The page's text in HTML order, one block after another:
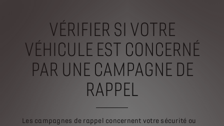
VÉRIFIER SI VOTRE
VÉHICULE EST CONCERNÉ
PAR UNE CAMPAGNE DE
RAPPEL
Les campagnes de rappel concernent votre sécurité ou